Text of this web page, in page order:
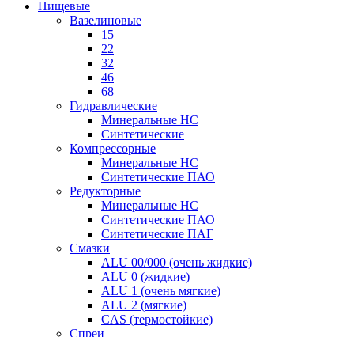
Пищевые
Вазелиновые
15
22
32
46
68
Гидравлические
Минеральные HC
Синтетические
Компрессорные
Минеральные HC
Синтетические ПАО
Редукторные
Минеральные HC
Синтетические ПАО
Синтетические ПАГ
Смазки
ALU 00/000 (очень жидкие)
ALU 0 (жидкие)
ALU 1 (очень мягкие)
ALU 2 (мягкие)
CAS (термостойкие)
Спреи